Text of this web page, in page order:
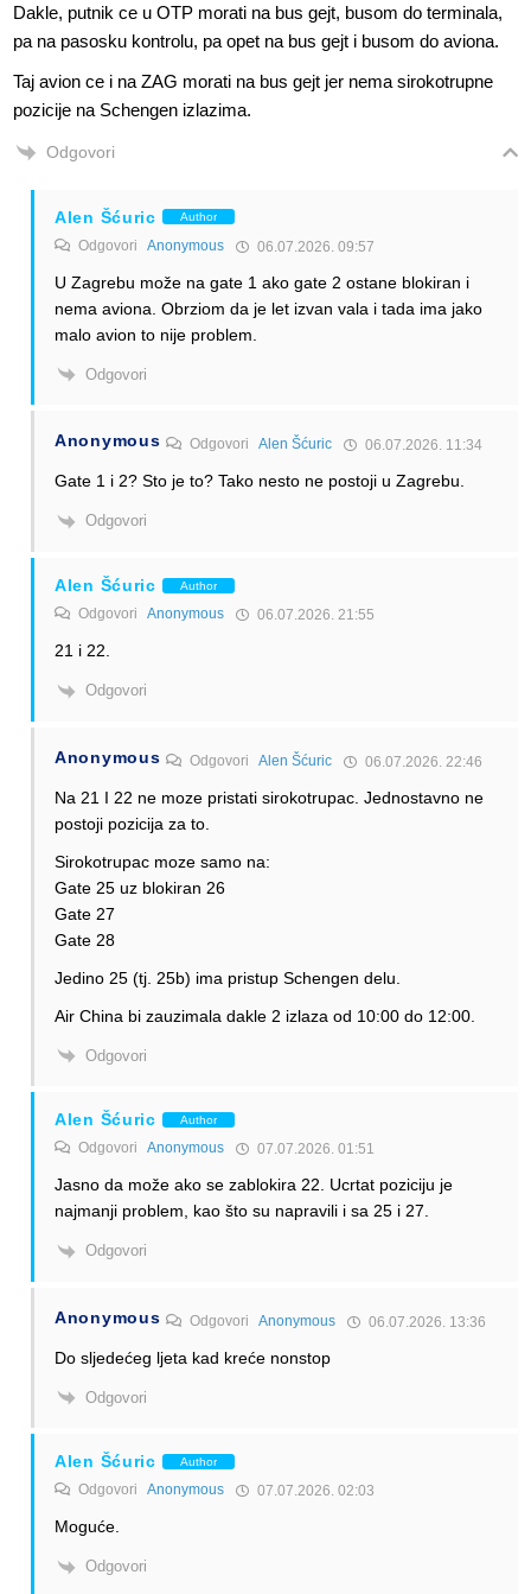
Dakle, putnik ce u OTP morati na bus gejt, busom do terminala,
pa na pasosku kontrolu, pa opet na bus gejt i busom do aviona.
Taj avion ce i na ZAG morati na bus gejt jer nema sirokotrupne
pozicije na Schengen izlazima.
Odgovori
Alen Šćuric Author
Odgovori Anonymous 06.07.2026. 09:57
U Zagrebu može na gate 1 ako gate 2 ostane blokiran i
nema aviona. Obrziom da je let izvan vala i tada ima jako
malo avion to nije problem.
Odgovori
Anonymous OdgovoriAlen Šćuric 06.07.2026. 11:34
Gate 1 i 2? Sto je to? Tako nesto ne postoji u Zagrebu.
Odgovori
Alen Šćuric Author
Odgovori Anonymous 06.07.2026. 21:55
21 i 22.
Odgovori
Anonymous OdgovoriAlen Šćuric 06.07.2026. 22:46
Na 21 I 22 ne moze pristati sirokotrupac. Jednostavno ne
postoji pozicija za to.
Sirokotrupac moze samo na:
Gate 25 uz blokiran 26
Gate 27
Gate 28
Jedino 25 (tj. 25b) ima pristup Schengen delu.
Air China bi zauzimala dakle 2 izlaza od 10:00 do 12:00.
Odgovori
Alen Šćuric Author
Odgovori Anonymous 07.07.2026. 01:51
Jasno da može ako se zablokira 22. Ucrtat poziciju je
najmanji problem, kao što su napravili i sa 25 i 27.
Odgovori
Anonymous OdgovoriAnonymous 06.07.2026. 13:36
Do sljedećeg ljeta kad kreće nonstop
Odgovori
Alen Šćuric Author
Odgovori Anonymous 07.07.2026. 02:03
Moguće.
Odgovori